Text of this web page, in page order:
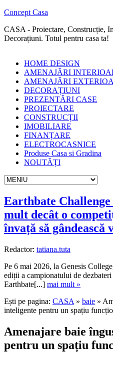
Concept Casa
CASA - Proiectare, Construcție,
Decorațiuni. Totul pentru casa ta!
HOME DESIGN
AMENAJĂRI
AMENAJĂRI
DECORAȚIUNI
PREZENTĂRI CASE
PROIECTARE
CONSTRUCȚII
IMOBILIARE
FINANȚARE
ELECTROCASNICE
Produse Casa si Gradina
NOUTĂȚI
Earthbate
mult decât o
învață să gândească
Redactor: tatiana.tuta
Pe 6 mai 2026, la Genesis
ediții a campionatului de
Earthbate[...] mai mult »
Ești pe pagina: CASA » baie »
inteligente pentru un spațiu
Amenajare baie
pentru un spațiu